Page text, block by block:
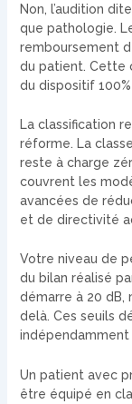
Non, l’audition
que pathologie.
remboursement
du patient. Cette
du dispositif
La classification
réforme. La
reste à charge
couvrent les
avancées de
et de directivité
Votre niveau de
du bilan réalisé
démarre à 20 dB,
delà. Ces seuils
indépendamment
Un patient avec
être équipé en